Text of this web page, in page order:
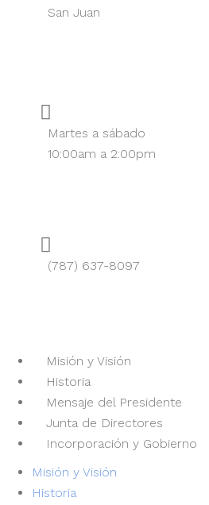
San Juan
Martes a sábado
10:00am a 2:00pm
(787) 637-8097
Misión y Visión
Historia
Mensaje del Presidente
Junta de Directores
Incorporación y Gobierno
Misión y Visión
Historia